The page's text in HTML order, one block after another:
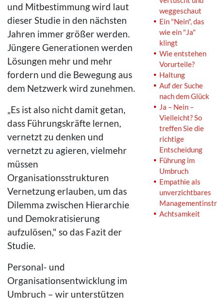
und Mitbestimmung wird laut
dieser Studie in den nächsten
Jahren immer größer werden.
Jüngere Generationen werden
Lösungen mehr und mehr
fordern und die Bewegung aus
dem Netzwerk wird zunehmen.
„Es ist also nicht damit getan,
dass Führungskräfte lernen,
vernetzt zu denken und
vernetzt zu agieren, vielmehr
müssen
Organisationsstrukturen
Vernetzung erlauben, um das
Dilemma zwischen Hierarchie
und Demokratisierung
aufzulösen," so das Fazit der
Studie.
Personal- und
Organisationsentwicklung im
Umbruch – wir unterstützen
weggeschaut
Ein "Nein", das
wie ein "Ja"
klingt
Wie entstehen
Vorurteile?
Haltung
Auf der Suche
nach dem Glück
Ja – Nein –
Vielleicht? So
treffen Sie die
richtige
Entscheidung
Führung im
Umbruch
Empathie als
unverzichtbares
Achtsamkeit